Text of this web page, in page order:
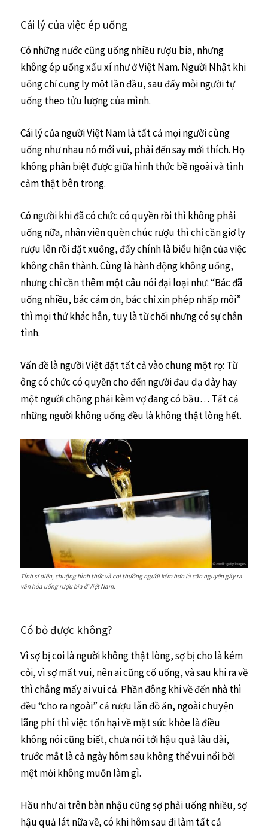
Cái lý của việc ép uống
Có những nước cũng uống nhiều rượu bia, nhưng
không ép uống xấu xí như ở Việt Nam. Người Nhật khi
uống chỉ cụng ly một lần đầu, sau đấy mỗi người tự
uống theo tửu lượng của mình.
Cái lý của người Việt Nam là tất cả mọi người cùng
uống như nhau nó mới vui, phải đến say mới thích. Họ
không phân biệt được giữa hình thức bề ngoài và tình
cảm thật bên trong.
Có người khi đã có chức có quyền rồi thì không phải
uống nữa, nhân viên quèn chúc rượu thì chỉ cần giơ ly
rượu lên rồi đặt xuống, đấy chính là biểu hiện của việc
không chân thành. Cùng là hành động không uống,
nhưng chỉ cần thêm một câu nói đại loại như: “Bác đã
uống nhiều, bác cám ơn, bác chỉ xin phép nhấp môi”
thì mọi thứ khác hẳn, tuy là từ chối nhưng có sự chân
tình.
Vấn đề là người Việt đặt tất cả vào chung một rọ: Từ
ông có chức có quyền cho đến người đau dạ dày hay
một người chồng phải kèm vợ đang có bầu… Tất cả
những người không uống đều là không thật lòng hết.
Tính sĩ diện, chuộng hình thức và coi thường người kém hơn là căn nguyên gây ra
văn hóa uống rượu bia ở Việt Nam.
Có bỏ được không?
Vì sợ bị coi là người không thật lòng, sợ bị cho là kém
cỏi, vì sợ mất vui, nên ai cũng cố uống, và sau khi ra về
thì chẳng mấy ai vui cả. Phần đông khi về đến nhà thì
đều “cho ra ngoài” cả rượu lẫn đồ ăn, ngoài chuyện
lãng phí thì việc tổn hại về mặt sức khỏe là điều
không nói cũng biết, chưa nói tới hậu quả lâu dài,
trước mắt là cả ngày hôm sau không thể vui nổi bởi
mệt mỏi không muốn làm gì.
Hầu như ai trên bàn nhậu cũng sợ phải uống nhiều, sợ
hậu quả lát nữa về, có khi hôm sau đi làm tất cả